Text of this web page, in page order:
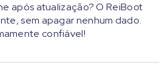
após atualização? O ReiBoot
sem apagar nenhum dado.
confiável!